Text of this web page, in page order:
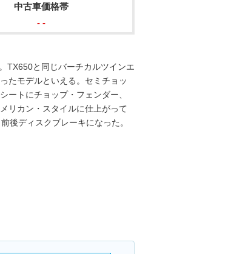
中古車価格帯
- -
TX650と同じバーチカルツインエ
たモデルといえる。セミチョッ
ートにチョップ・フェンダー、
リカン・スタイルに仕上がって
後ディスクブレーキになった。